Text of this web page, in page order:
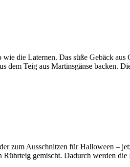
die Laternen. Das süße Gebäck
dem Teig aus Martinsgänse backen.
zum Ausschnitzen für Halloween
Rührteig gemischt. Dadurch werden